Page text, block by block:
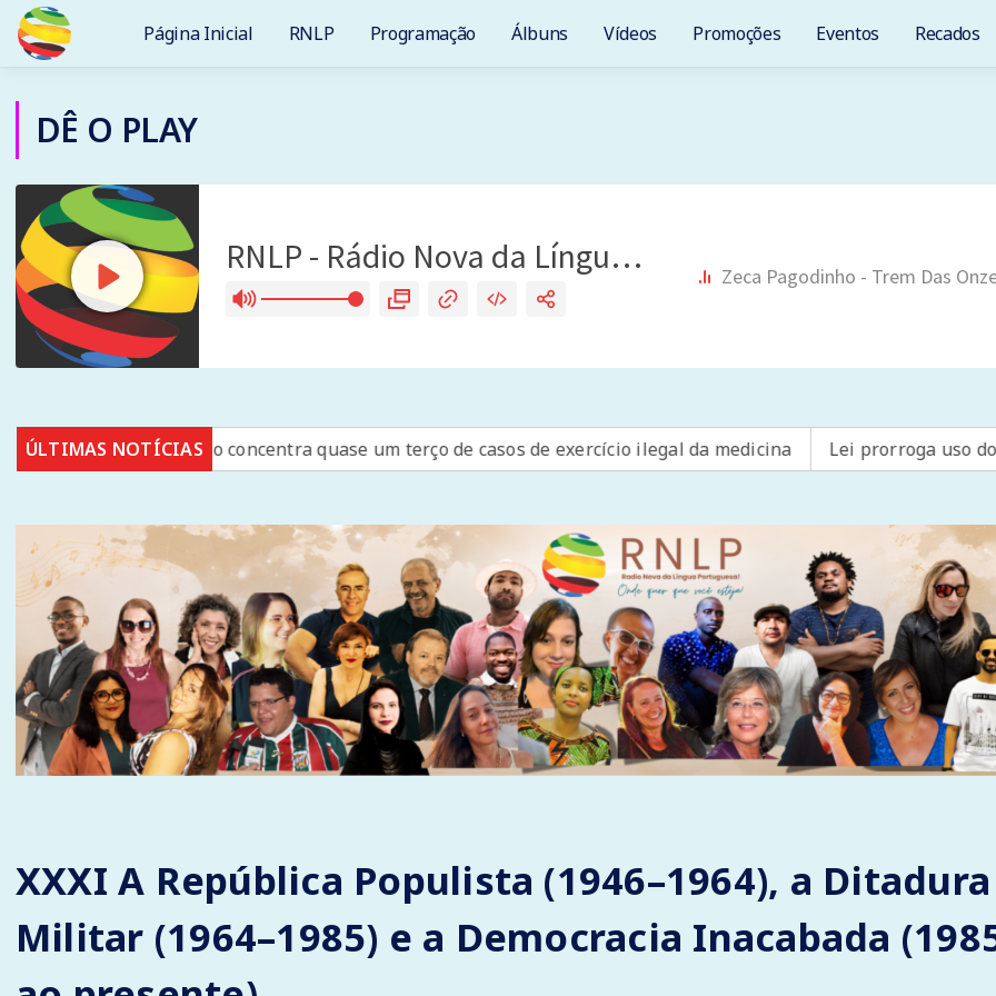
Página Inicial RNLP Programação Álbuns Vídeos Promoções Eventos Recados
DÊ O PLAY
ÚLTIMAS NOTÍCIAS
Rio concentra quase um terço de casos de exercício ilegal da medicina Lei prorroga uso do FGTS em
XXXI A República Populista (1946–1964), a Ditadura
Militar (1964–1985) e a Democracia Inacabada